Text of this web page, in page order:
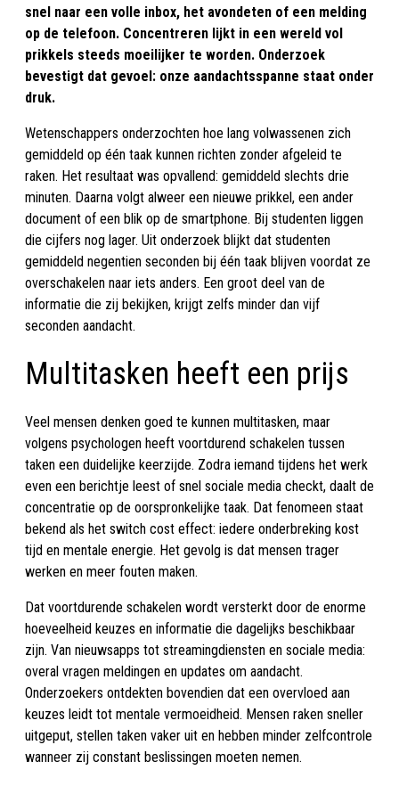
snel naar een volle inbox, het avondeten of een melding
op de telefoon. Concentreren lijkt in een wereld vol
prikkels steeds moeilijker te worden. Onderzoek
bevestigt dat gevoel: onze aandachtsspanne staat onder
druk.
Wetenschappers onderzochten hoe lang volwassenen zich
gemiddeld op één taak kunnen richten zonder afgeleid te
raken. Het resultaat was opvallend: gemiddeld slechts drie
minuten. Daarna volgt alweer een nieuwe prikkel, een ander
document of een blik op de smartphone. Bij studenten liggen
die cijfers nog lager. Uit onderzoek blijkt dat studenten
gemiddeld negentien seconden bij één taak blijven voordat ze
overschakelen naar iets anders. Een groot deel van de
informatie die zij bekijken, krijgt zelfs minder dan vijf
seconden aandacht.
Multitasken heeft een prijs
Veel mensen denken goed te kunnen multitasken, maar
volgens psychologen heeft voortdurend schakelen tussen
taken een duidelijke keerzijde. Zodra iemand tijdens het werk
even een berichtje leest of snel sociale media checkt, daalt de
concentratie op de oorspronkelijke taak. Dat fenomeen staat
bekend als het switch cost effect: iedere onderbreking kost
tijd en mentale energie. Het gevolg is dat mensen trager
werken en meer fouten maken.
Dat voortdurende schakelen wordt versterkt door de enorme
hoeveelheid keuzes en informatie die dagelijks beschikbaar
zijn. Van nieuwsapps tot streamingdiensten en sociale media:
overal vragen meldingen en updates om aandacht.
Onderzoekers ontdekten bovendien dat een overvloed aan
keuzes leidt tot mentale vermoeidheid. Mensen raken sneller
uitgeput, stellen taken vaker uit en hebben minder zelfcontrole
wanneer zij constant beslissingen moeten nemen.